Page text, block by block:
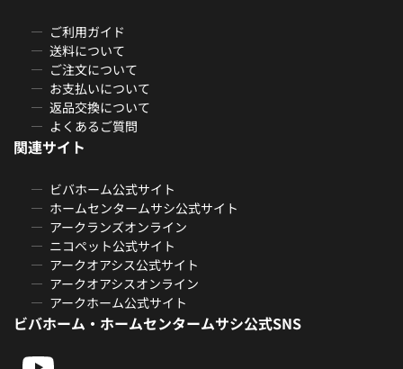
ご利用ガイド
送料について
ご注文について
お支払いについて
返品交換について
よくあるご質問
関連サイト
ビバホーム公式サイト
ホームセンタームサシ公式サイト
アークランズオンライン
ニコペット公式サイト
アークオアシス公式サイト
アークオアシスオンライン
アークホーム公式サイト
ビバホーム・ホームセンタームサシ公式SNS